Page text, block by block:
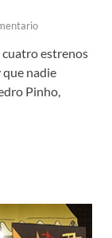
cuatro estrenos
nadie
Pinho,